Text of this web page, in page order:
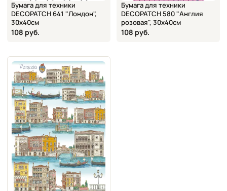
Бумага для техники
DECOPATCH 641 "Лондон",
30x40см
108 руб.
Бумага для техники
DECOPATCH 580 "Англия
розовая", 30x40см
108 руб.